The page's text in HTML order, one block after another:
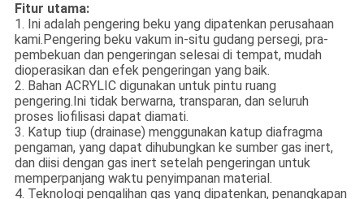
Fitur utama:
1. Ini adalah pengering beku yang dipatenkan perusahaan
kami.Pengering beku vakum in-situ gudang persegi, pra-
pembekuan dan pengeringan selesai di tempat, mudah
dioperasikan dan efek pengeringan yang baik.
2. Bahan ACRYLIC digunakan untuk pintu ruang
pengering.Ini tidak berwarna, transparan, dan seluruh
proses liofilisasi dapat diamati.
3. Katup tiup (drainase) menggunakan katup diafragma
pengaman, yang dapat dihubungkan ke sumber gas inert,
dan diisi dengan gas inert setelah pengeringan untuk
memperpanjang waktu penyimpanan material.
4. Teknologi pengalihan gas yang dipatenkan, penangkapan